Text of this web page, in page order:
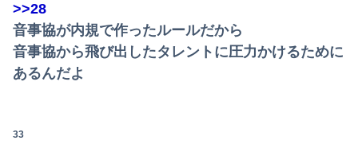
>>28
音事協が内規で作ったルールだから
音事協から飛び出したタレントに圧力かけるために
あるんだよ
33